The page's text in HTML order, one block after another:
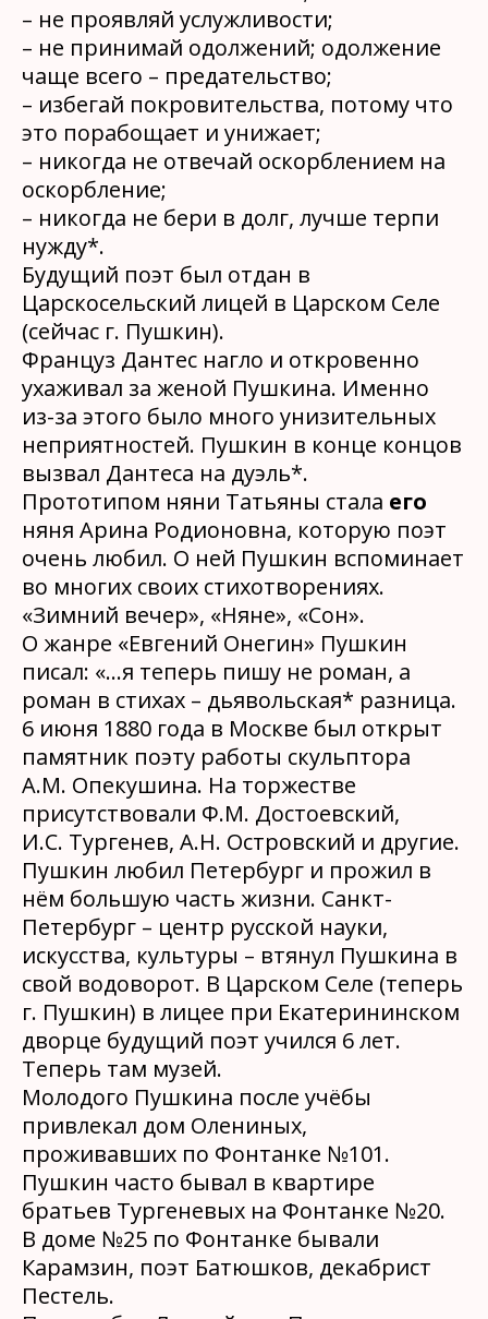
– не проявляй услужливости;
– не принимай одолжений; одолжение
чаще всего – предательство;
– избегай покровительства, потому что
это порабощает и унижает;
– никогда не отвечай оскорблением на
оскорбление;
– никогда не бери в долг, лучше терпи
нужду*.
Будущий поэт был отдан в
Царскосельский лицей в Царском Селе
(сейчас г. Пушкин).
Француз Дантес нагло и откровенно
ухаживал за женой Пушкина. Именно
из-за этого было много унизительных
неприятностей. Пушкин в конце концов
вызвал Дантеса на дуэль*.
Прототипом няни Татьяны стала его
няня Арина Родионовна, которую поэт
очень любил. О ней Пушкин вспоминает
во многих своих стихотворениях.
«Зимний вечер», «Няне», «Сон».
О жанре «Евгений Онегин» Пушкин
писал: «…я теперь пишу не роман, а
роман в стихах – дьявольская* разница.
6 июня 1880 года в Москве был открыт
памятник поэту работы скульптора
А.М. Опекушина. На торжестве
присутствовали Ф.М. Достоевский,
И.С. Тургенев, А.Н. Островский и другие.
Пушкин любил Петербург и прожил в
нём большую часть жизни. Санкт-
Петербург – центр русской науки,
искусства, культуры – втянул Пушкина в
свой водоворот. В Царском Селе (теперь
г. Пушкин) в лицее при Екатерининском
дворце будущий поэт учился 6 лет.
Теперь там музей.
Молодого Пушкина после учёбы
привлекал дом Олениных,
проживавших по Фонтанке №101.
Пушкин часто бывал в квартире
братьев Тургеневых на Фонтанке №20.
В доме №25 по Фонтанке бывали
Карамзин, поэт Батюшков, декабрист
Пестель.